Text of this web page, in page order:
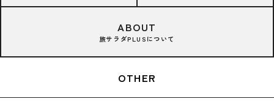
ABOUT
旅サラダPLUSについて
OTHER